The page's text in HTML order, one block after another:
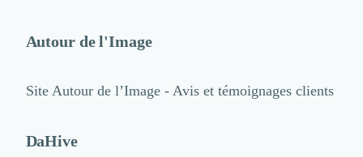
Autour de l'Image
Site Autour de l’Image - Avis et témoignages clients
DaHive